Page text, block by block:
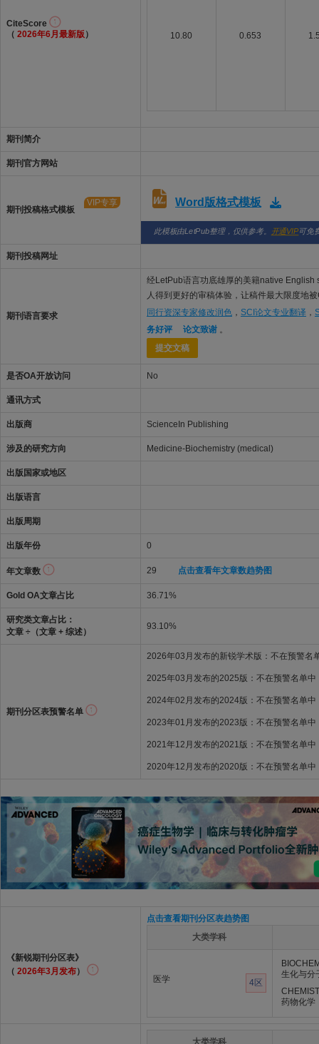
CiteScore
（ 2026年6月最新版 ） 10.80 0.653
期刊简介
期刊官方网站
期刊投稿格式模板
VIP专享 Word版格式模板
此模板由LetPub整理，仅供参考。 开通VIP可免
期刊投稿网址
期刊语言要求
经LetPub语言功底雄厚的美籍native
人得到更好的审稿体验，让稿件最大限度地
同行资深专家修改润色 ， SCI论文专业翻译 ，
务好评
论文致谢 。
提交文稿
是否OA开放访问 No
通讯方式
出版商 ScienceIn Publishing
涉及的研究方向 Medicine-Biochemistry (medical)
出版国家或地区
出版语言
出版周期
出版年份 0
年文章数 29 点击查看年文章数趋势图
Gold OA文章占比 36.71%
研究类文章占比：
文章 ÷（文章 + 综述）
93.10%
期刊分区表预警名单
2026年03月发布的新锐学术版：不在预警名
2025年03月发布的2025版：不在预警名单中
2024年02月发布的2024版：不在预警名单中
2023年01月发布的2023版：不在预警名单中
2021年12月发布的2021版：不在预警名单中
2020年12月发布的2020版：不在预警名单中
《新锐期刊分区表》
（ 2026年3月发布）
点击查看期刊分区表趋势图
大类学科
医学 4区
生化与分
药物化学
大类学科